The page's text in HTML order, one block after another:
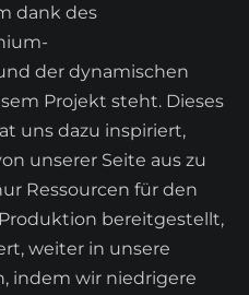
dank des
der dynamischen
Projekt steht. Dieses
uns dazu inspiriert,
unserer Seite aus zu
Ressourcen für den
bereitgestellt,
weiter in unsere
indem wir niedrigere